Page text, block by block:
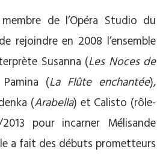
de l’Opéra Studio du
rejoindre en 2008 l’ensemble
Susanna (Les Noces de
(La Flûte enchantée),
(Arabella) et Calisto (rôle-
pour incarner Mélisande
a fait des débuts prometteurs